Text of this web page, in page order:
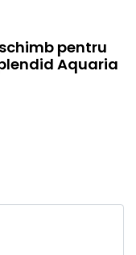
pentru
Aquaria